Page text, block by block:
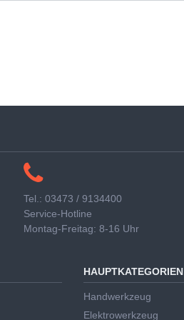
Tel.: 03473 / 9134400
Service-Hotline
Montag-Freitag: 8-16 Uhr
HAUPTKATEGORIEN
Handwerkzeug
Elektrowerkzeug